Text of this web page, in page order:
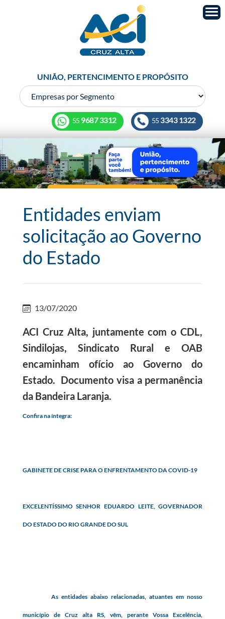
UNIÃO, PERTENCIMENTO E PROPÓSITO
55 3343 1322
55 9687 3312
Entidades enviam
solicitação ao Governo
do Estado
13/07/2020
ACI Cruz Alta, juntamente com o CDL,
Sindilojas, Sindicato Rural e OAB
encaminham ofício ao Governo do
Estado. Documento visa a permanência
da Bandeira Laranja.
Confira na íntegra:
GABINETE DE CRISE PARA O ENFRENTAMENTO DA COVID-19
EXCELENTÍSSIMO SENHOR EDUARDO LEITE, GOVERNADOR
DO ESTADO DO RIO GRANDE DO SUL
As entidades abaixo relacionadas, atuantes em nosso
município de Cruz alta RS, vêm, perante Vossa Excelência,